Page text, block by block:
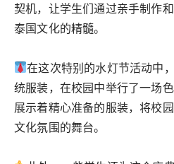
契机，让学生们通过亲手制作
泰国文化的精髓。
在这次特别的水灯节活动中
统服装，在校园中举行了一场
展示着精心准备的服装，将校
文化氛围的舞台。